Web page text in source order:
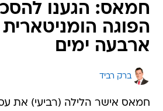
חמאס: הגענו
הפוגה
ארבעה ימים
ברק רביד
חמאס אישר הלילה (רביעי) את